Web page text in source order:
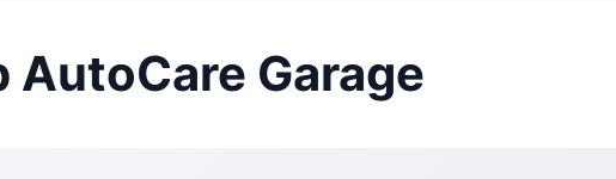
Garage